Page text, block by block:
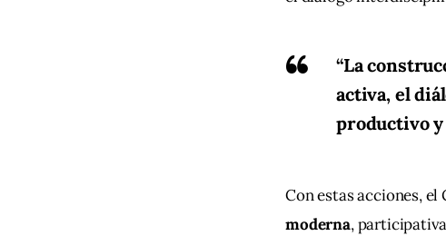
“La
activa, el
productivo y
Con estas acciones,
moderna,